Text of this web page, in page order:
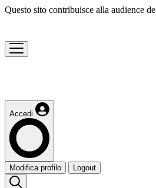
Questo sito contribuisce alla audience de
Accedi
Modifica profilo Logout